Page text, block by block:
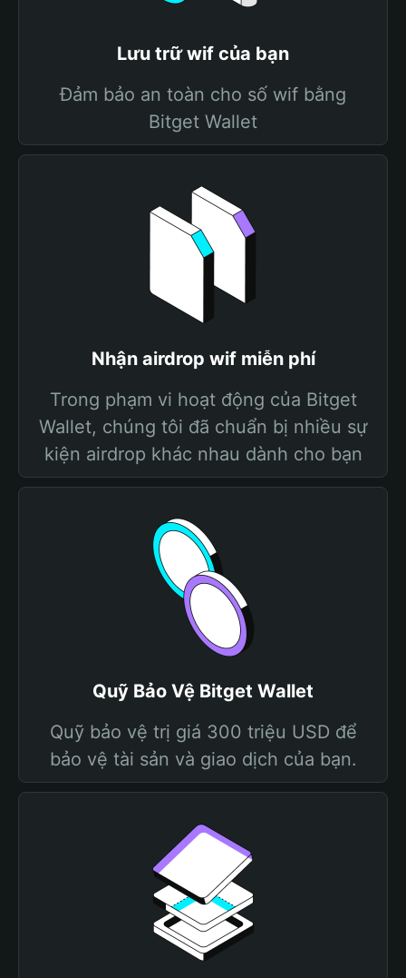
Lưu trữ wif của bạn
Đảm bảo an toàn cho số wif bằng
Bitget Wallet
Nhận airdrop wif miễn phí
Trong phạm vi hoạt động của Bitget
Wallet, chúng tôi đã chuẩn bị nhiều sự
kiện airdrop khác nhau dành cho bạn
Quỹ Bảo Vệ Bitget Wallet
Quỹ bảo vệ trị giá 300 triệu USD để
bảo vệ tài sản và giao dịch của bạn.